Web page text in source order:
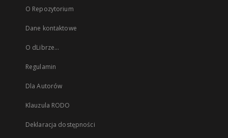
O Repozytorium
Dane kontaktowe
O dLibrze...
Regulamin
Dla Autorów
Klauzula RODO
Deklaracja dostępności